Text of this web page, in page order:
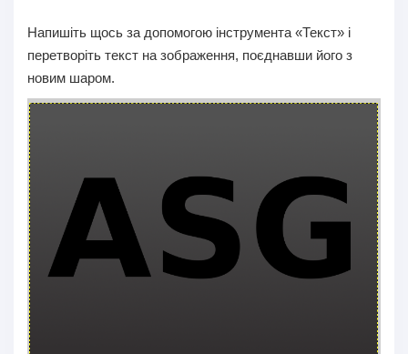
Напишіть щось за допомогою інструмента «Текст» і
перетворіть текст на зображення, поєднавши його з
новим шаром.